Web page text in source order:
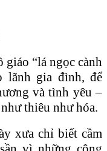
“lá ngọc cành
lãnh gia đình, để
và tình yêu –
thiêu như hóa.
xưa chỉ biết cầm